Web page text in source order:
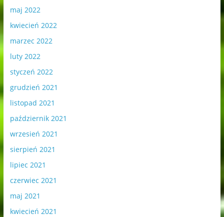
maj 2022
kwiecień 2022
marzec 2022
luty 2022
styczeń 2022
grudzień 2021
listopad 2021
październik 2021
wrzesień 2021
sierpień 2021
lipiec 2021
czerwiec 2021
maj 2021
kwiecień 2021